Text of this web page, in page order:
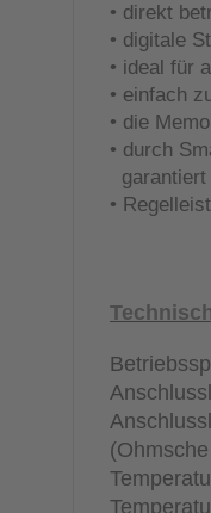
• direkt
• digitale
• ideal für
• einfach
• die
• durch
garantiert
•